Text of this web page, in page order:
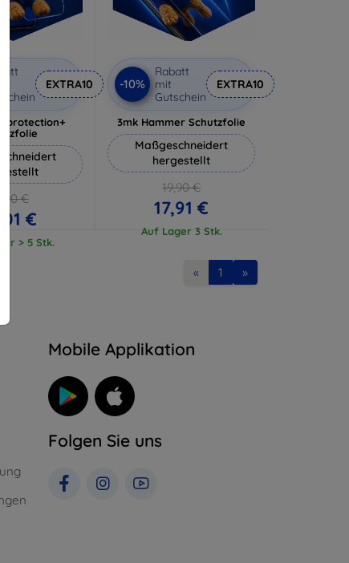
EXTRA10
€
€
> 5 Stk.
-10%
Rabatt
mit
Gutschein
EXTRA10
3mk Hammer Schutzfolie
Maßgeschneidert
hergestellt
19,90 €
17,91 €
Auf Lager 3 Stk.
« 1 »
Mobile Applikation
Folgen Sie uns